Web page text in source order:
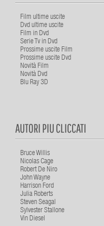
Film ultime uscite
Dvd ultime uscite
Film in Dvd
Serie Tv in Dvd
Prossime uscite Film
Prossime uscite Dvd
Novità Film
Novità Dvd
Blu Ray 3D
AUTORI PIU CLICCATI
Bruce Willis
Nicolas Cage
Robert De Niro
John Wayne
Harrison Ford
Julia Roberts
Steven Seagal
Sylvester Stallone
Vin Diesel